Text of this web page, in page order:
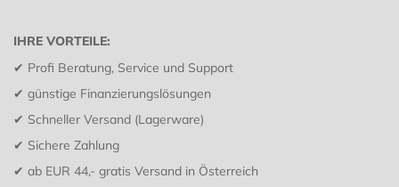
IHRE VORTEILE:
✔ Profi Beratung, Service und Support
✔ günstige Finanzierungslösungen
✔ Schneller Versand (Lagerware)
✔ Sichere Zahlung
✔ ab EUR 44,- gratis Versand in Österreich